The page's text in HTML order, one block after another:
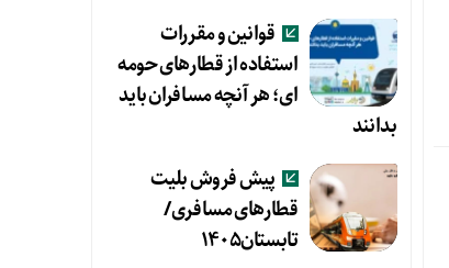
قوانین و مقررات
استفاده از قطارهای حومه
ای؛ هر آنچه مسافران باید
بدانند
پیش فروش بلیت
قطارهای مسافری/
تابستان۱۴۰۵